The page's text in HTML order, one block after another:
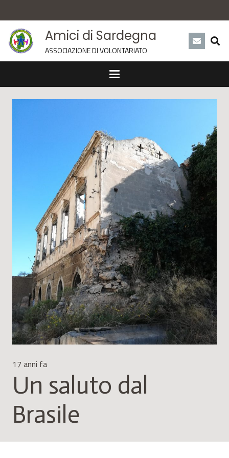
Amici di Sardegna
ASSOCIAZIONE DI VOLONTARIATO
17 anni fa
Un saluto dal
Brasile